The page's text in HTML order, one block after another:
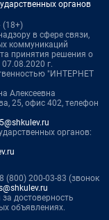
органов
(18+)
в сфере связи,
коммуникаций
принятия решения о
г.
"ИНТЕРНЕТ
Алексеевна
25, офис 402, телефон
органов:
(800) 200-03-83 (звонок
за достоверность
объявлениях.